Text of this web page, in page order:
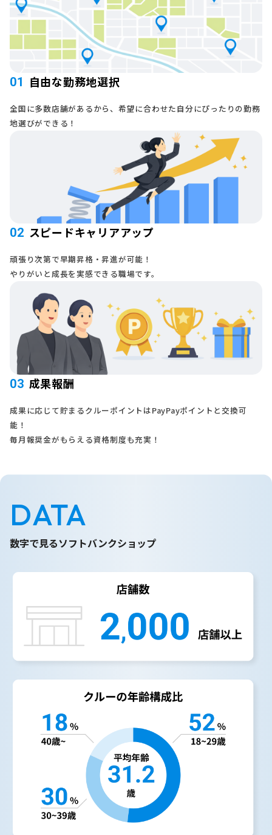
01 自由な勤務地選択
全国に多数店舗があるから、希望に合わせた自分にぴったりの勤務
地選びができる！
02 スピードキャリアアップ
頑張り次第で早期昇格・昇進が可能！
やりがいと成長を実感できる職場です。
03 成果報酬
成果に応じて貯まるクルーポイントはPayPayポイントと交換可
能！
毎月報奨金がもらえる資格制度も充実！
DATA
数字で見るソフトバンクショップ